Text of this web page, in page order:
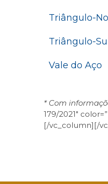
Triângulo-
Triângulo-
Vale do Aço
* Com
179/2021″
[/vc_column][/